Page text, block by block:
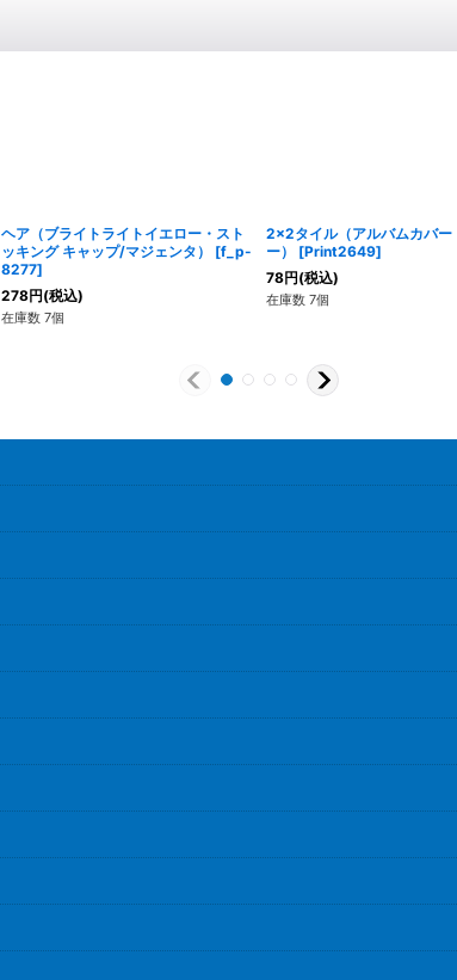
ヘア（ブライトライトイエロー・スト
ッキング キャップ/マジェンタ）
[f_p-
8277]
278円(税込)
在庫数 7個
2x2タイル（アルバムカバー
ー）
[Print2649]
78円(税込)
在庫数 7個